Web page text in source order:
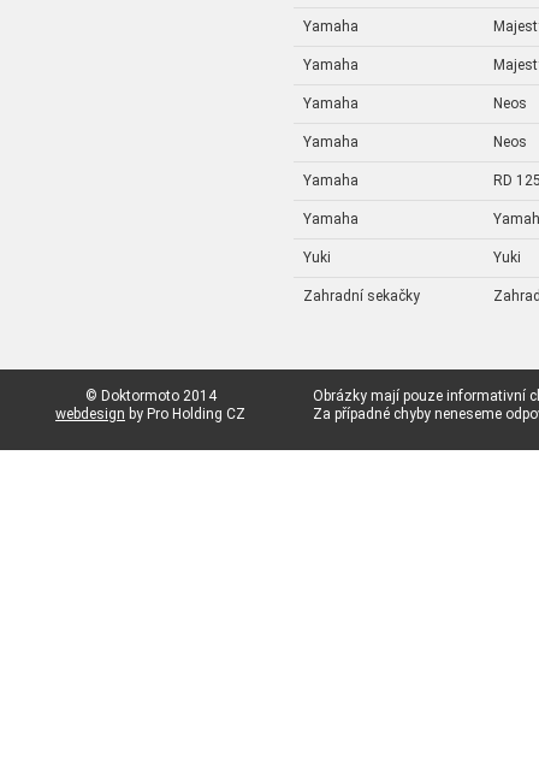
Yamaha
Yamaha
Yamaha Neos
Yamaha Neos
Yamaha RD
Yamaha
Yuki Yuki
Zahradní sekačky
© Doktormoto 2014
webdesign by Pro Holding CZ
Obrázky mají pouze informativní
Za případné chyby neneseme